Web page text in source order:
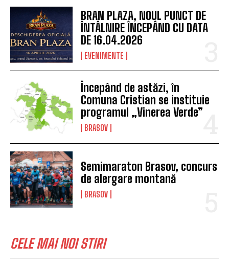
BRAN PLAZA, NOUL PUNCT DE
ÎNTÂLNIRE ÎNCEPÂND CU DATA
DE 16.04.2026
EVENIMENTE
Începând de astăzi, în
Comuna Cristian se instituie
programul „Vinerea Verde”
BRASOV
Semimaraton Brasov, concurs
de alergare montană
BRASOV
CELE MAI NOI STIRI